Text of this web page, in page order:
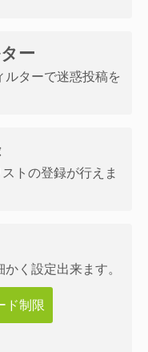
ー
ターで迷惑投稿を
トの登録が行えま
く設定出来ます。
ド制限